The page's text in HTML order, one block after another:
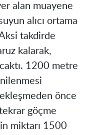
alan muayene
alıcı ortama
takdirde
kalarak,
1200 metre
önce
göçme
miktarı 1500